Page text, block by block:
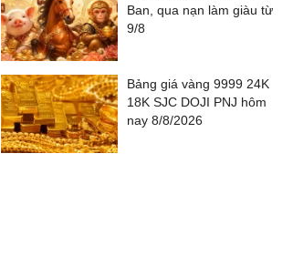
Ban, qua nạn làm giàu từ
9/8
Bảng giá vàng 9999 24K
18K SJC DOJI PNJ hôm
nay 8/8/2026